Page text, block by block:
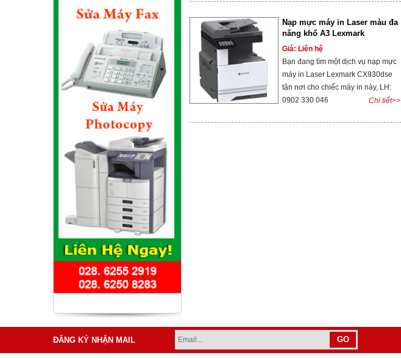
Nạp mực máy in Laser màu đa
năng khổ A3 Lexmark
CX930dse
Giá: Liên hệ
Bạn đang tìm một dịch vụ nạp mực
máy in Laser Lexmark CX930dse
tận nơi cho chiếc máy in này, LH:
0902 330 046
Chi tiết>>
ĐĂNG KÝ NHẬN MAIL